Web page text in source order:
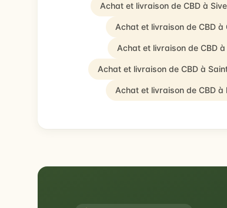
Achat et livraison de CBD à
Achat et livraison de CBD
Achat et livraison de CBD
Achat et livraison de CBD à
Achat et livraison de CBD